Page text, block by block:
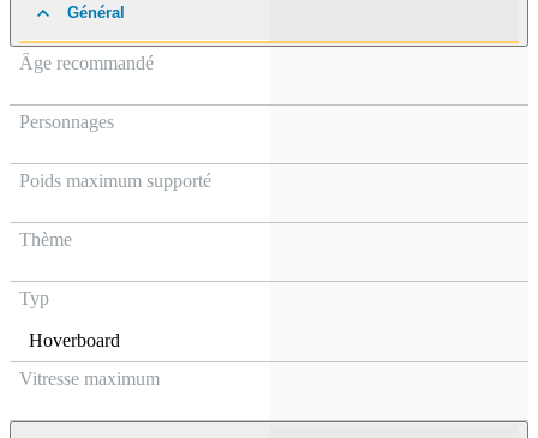
Général
Âge recommandé
Personnages
Poids maximum supporté
Thème
Typ
Hoverboard
Vitresse maximum